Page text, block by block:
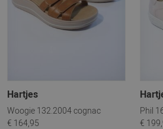
Hartjes
Woogie 132.2004 cognac
€ 164,95
Phil
€